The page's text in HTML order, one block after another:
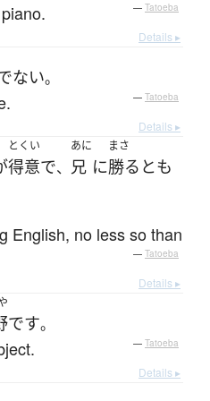
— Tatoeba
Details ▸
ない。
— Tatoeba
Details ▸
とくい
得意で、
あに
兄 に
まさ
勝る とも
English, no less so than
— Tatoeba
Details ▸
です。
— Tatoeba
Details ▸